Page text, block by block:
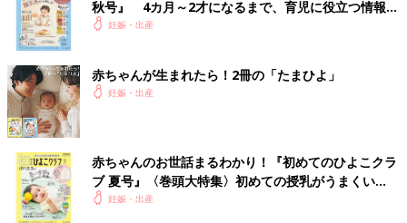
秋号』 4カ月～2才になるまで、育児に役立つ情報が
いっぱい！
妊娠・出産
赤ちゃんが生まれたら！2冊の「たまひよ」
妊娠・出産
赤ちゃんのお世話まるわかり！『初めてのひよこクラ
ブ 夏号』〈巻頭大特集〉初めての授乳がうまくい
く！ おっぱい・ミルクの基本と夏のトラブル 解決テ
妊娠・出産